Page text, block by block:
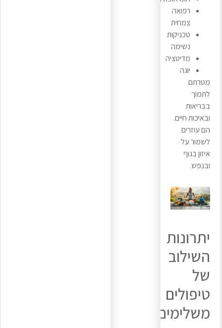
רפואה
צמחית
טכניקות
נשימה
מדיטציה
יוגה
מטרתם
לתמוך
בבריאות
ובאיכות חיים.
הם עוזרים
לשמור על
איזון בגוף
ובנפש.
יתרונות
השילוב
של
טיפולים
משלימים